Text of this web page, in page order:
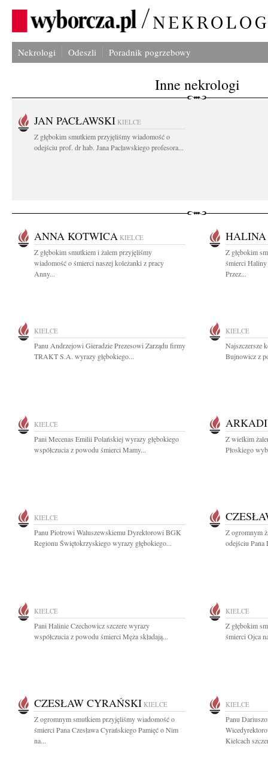
Nekrologi Odeszli Poradnik pogrzebowy
Inne nekrologi
JAN PACŁAWSKI KIELCE
Z głębokim smutkiem przyjęliśmy wiadomość o
odejściu prof. dr hab. Jana Pacławskiego profesora...
ANNA KOTWICA KIELCE
Z głębokim smutkiem i żalem przyjęliśmy
wiadomość o śmierci naszej koleżanki z pracy
Anny...
HALINA
Z głębokim
śmierci
Przez...
KIELCE
Panu Andrzejowi Gieradzie Prezesowi Zarządu firmy
TRAKT S.A. wyrazy głębokiego...
KIELCE
Najszczersze
Bujnowicz z
KIELCE
Pani Mecenas Emilii Polańskiej wyrazy głębokiego
współczucia z powodu śmierci Mamy...
Z wielkim
Płoskiego
KIELCE
Panu Piotrowi Waluszewskiemu Dyrektorowi BGK
Regionu Świętokrzyskiego wyrazy głębokiego...
Z ogromnym
odejściu Pana
KIELCE
Pani Halinie Czechowicz szczere wyrazy
współczucia z powodu śmierci Męża składają...
KIELCE
Z głębokim
śmierci Ojca
CZESŁAW CYRAŃSKI KIELCE
Z ogromnym smutkiem przyjęliśmy wiadomość o
śmierci Pana Czesława Cyrańskiego Pamięć o Nim
na...
KIELCE
Panu
Kielcach